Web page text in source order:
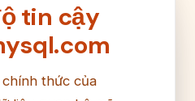
tin cậy
thức của